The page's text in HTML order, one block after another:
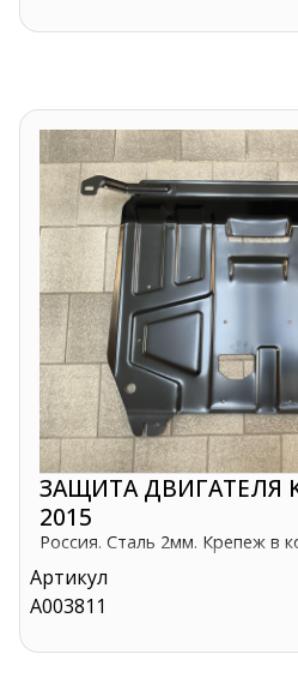
ЗАЩИТА ДВИГАТЕЛЯ
2015
Россия. Сталь 2мм. Крепеж в
Артикул
A003811